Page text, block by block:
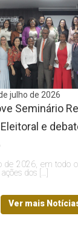
julho de 2026
Seminário
e
de 2026, em todo
dos […]
Ver mais